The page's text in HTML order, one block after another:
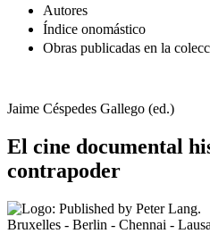
Autores
Índice onomástico
Obras publicadas en la
Jaime Céspedes Gallego (ed.)
El cine documental
contrapoder
Bruxelles - Berlin - Chennai -